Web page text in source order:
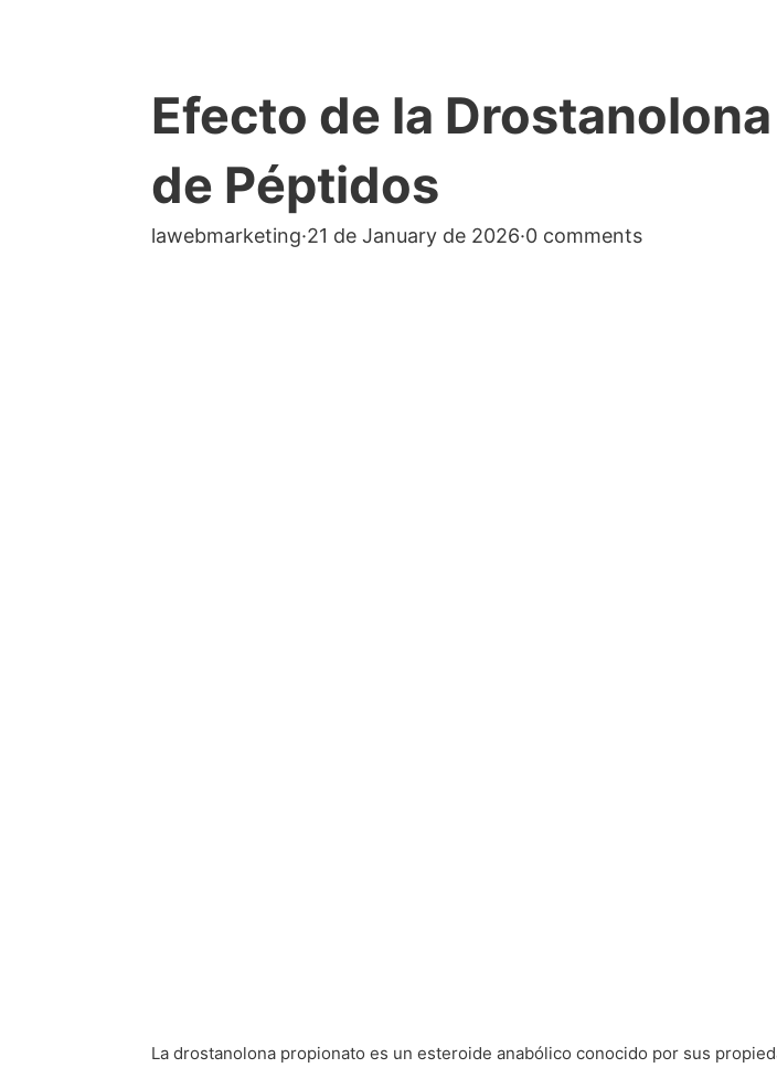
Efecto de la
de Péptidos
lawebmarketing·21 de January de 2026·0 comments
La drostanolona propionato es un esteroide anabólico conocido por sus